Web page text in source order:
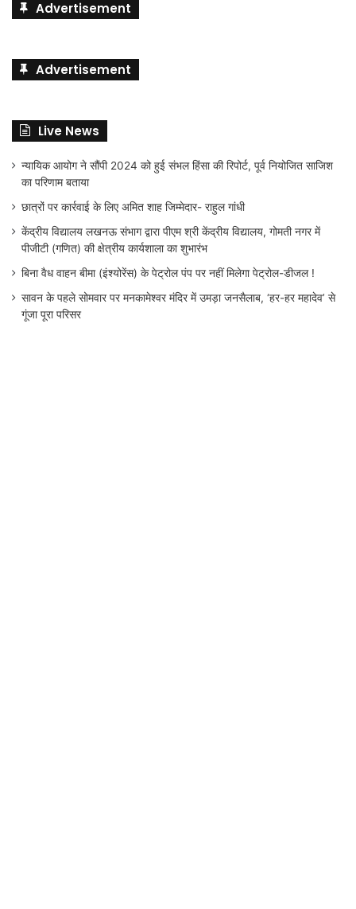
Advertisement
Advertisement
Live News
न्यायिक आयोग ने सौंपी 2024 को हुई संभल हिंसा की रिपोर्ट, पूर्व नियोजित साजिश
का परिणाम बताया
छात्रों पर कार्रवाई के लिए अमित शाह जिम्मेदार- राहुल गांधी
केंद्रीय विद्यालय लखनऊ संभाग द्वारा पीएम श्री केंद्रीय विद्यालय, गोमती नगर में
पीजीटी (गणित) की क्षेत्रीय कार्यशाला का शुभारंभ
बिना वैध वाहन बीमा (इंश्योरेंस) के पेट्रोल पंप पर नहीं मिलेगा पेट्रोल-डीजल !
सावन के पहले सोमवार पर मनकामेश्वर मंदिर में उमड़ा जनसैलाब, ‘हर-हर महादेव’ से
गूंजा पूरा परिसर